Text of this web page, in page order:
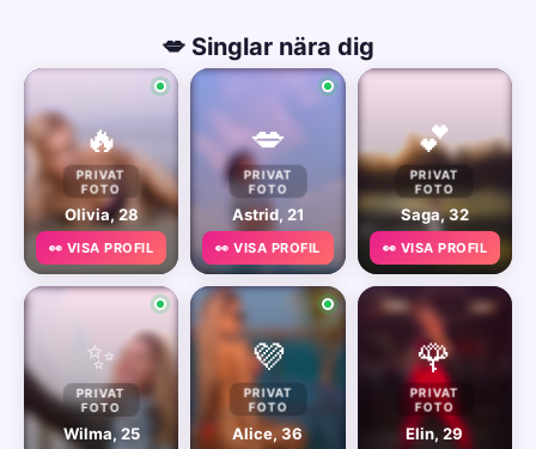
💋 Singlar nära dig
🔥
PRIVAT
FOTO
Olivia, 28
👀 VISA PROFIL
💋
PRIVAT
FOTO
Astrid, 21
👀 VISA PROFIL
💕
PRIVAT
FOTO
Saga, 32
👀 VISA PROFIL
✨
PRIVAT
FOTO
Wilma, 25
💜
PRIVAT
FOTO
Alice, 36
🌹
PRIVAT
FOTO
Elin, 29